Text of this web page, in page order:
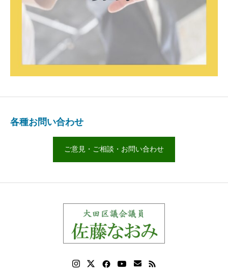
各種お問い合わせ
ご意見・ご相談・お問い合わせ